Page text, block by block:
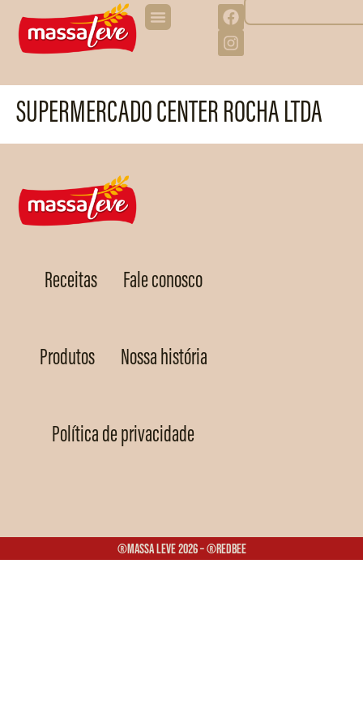
SUPERMERCADO CENTER ROCHA LTDA
Receitas Fale conosco
Produtos Nossa história
Política de privacidade
®Massa Leve 2026 – ®Redbee